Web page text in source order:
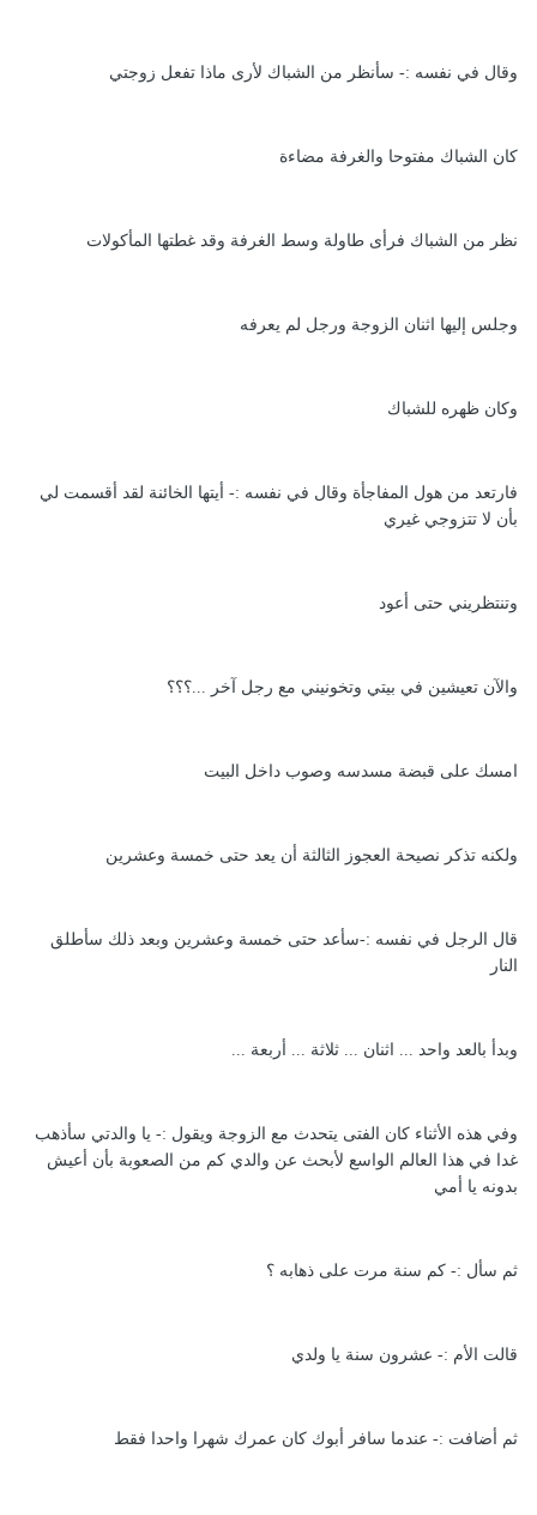
وقال في نفسه :- سأنظر من الشباك لأرى ماذا تفعل زوجتي
كان الشباك مفتوحا والغرفة مضاءة
نظر من الشباك فرأى طاولة وسط الغرفة وقد غطتها المأكولات
وجلس إليها اثنان الزوجة ورجل لم يعرفه
وكان ظهره للشباك
فارتعد من هول المفاجأة وقال في نفسه :- أيتها الخائنة لقد أقسمت لي
بأن لا تتزوجي غيري
وتنتظريني حتى أعود
والآن تعيشين في بيتي وتخونيني مع رجل آخر ...؟؟؟
امسك على قبضة مسدسه وصوب داخل البيت
ولكنه تذكر نصيحة العجوز الثالثة أن يعد حتى خمسة وعشرين
قال الرجل في نفسه :-سأعد حتى خمسة وعشرين وبعد ذلك سأطلق
النار
وبدأ بالعد واحد ... اثنان ... ثلاثة ... أربعة ...
وفي هذه الأثناء كان الفتى يتحدث مع الزوجة ويقول :- يا والدتي سأذهب
غدا في هذا العالم الواسع لأبحث عن والدي كم من الصعوبة بأن أعيش
بدونه يا أمي
ثم سأل :- كم سنة مرت على ذهابه ؟
قالت الأم :- عشرون سنة يا ولدي
ثم أضافت :- عندما سافر أبوك كان عمرك شهرا واحدا فقط